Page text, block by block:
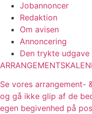
Jobannoncer
Redaktion
Om avisen
Annoncering
Den trykte udgave
Se vores arrangement-
og gå ikke glip af de
egen begivenhed på